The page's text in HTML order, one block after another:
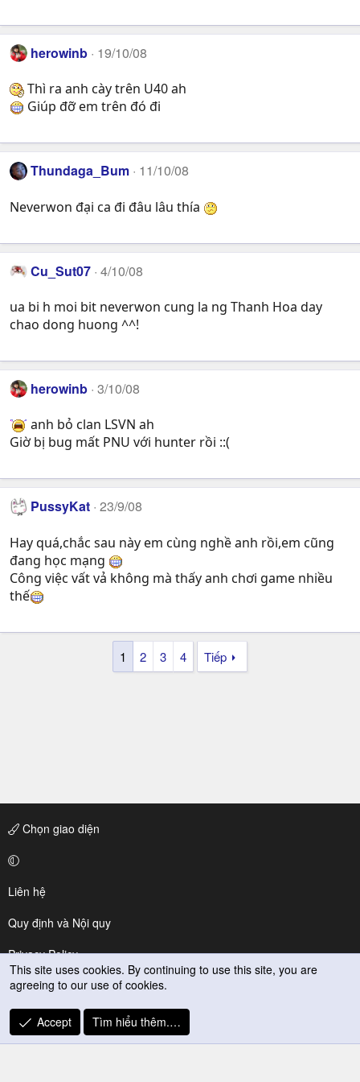
herowinb 19/10/08
Thì ra anh cày trên U40 ah
Giúp đỡ em trên đó đi
Thundaga_Bum 11/10/08
Neverwon đại ca đi đâu lâu thía
Cu_Sut07 4/10/08
ua bi h moi bit neverwon cung la ng Thanh Hoa day
chao dong huong ^^!
herowinb 3/10/08
anh bỏ clan LSVN ah
Giờ bị bug mất PNU với hunter rồi ::(
PussyKat 23/9/08
Hay quá,chắc sau này em cùng nghề anh rồi,em cũng
đang học mạng
Công việc vất vả không mà thấy anh chơi game nhiều
thế
1 2 3 4 Tiếp
Chọn giao diện
Liên hệ
Quy định và Nội quy
Privacy Policy
Trợ giúp
R
S
This site uses cookies. By continuing to use this site, you are
agreeing to our use of cookies.
Accept Tìm hiểu thêm.…